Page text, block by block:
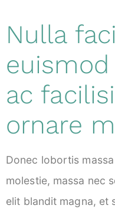
Nulla
ac
ornare
Donec lobortis
molestie, massa nec
elit blandit magna, et